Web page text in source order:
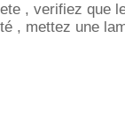
, verifiez que
, mettez une